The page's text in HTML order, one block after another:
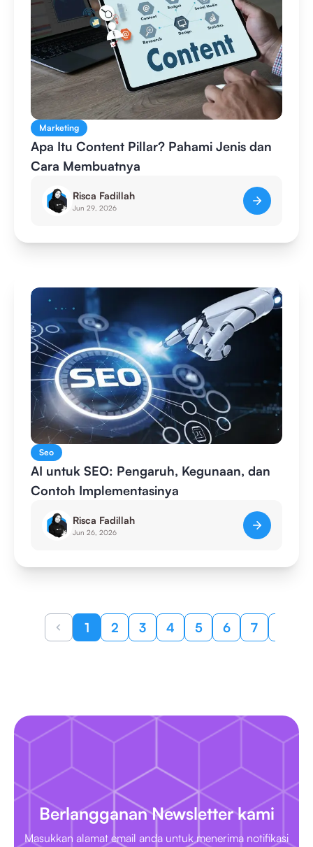
Marketing
Apa Itu Content Pillar? Pahami Jenis dan
Cara Membuatnya
Risca Fadillah
Jun 29, 2026
Seo
AI untuk SEO: Pengaruh, Kegunaan, dan
Contoh Implementasinya
Risca Fadillah
Jun 26, 2026
1 2 3 4 5 6 7
Berlangganan Newsletter kami
Masukkan alamat email anda untuk menerima notifikasi